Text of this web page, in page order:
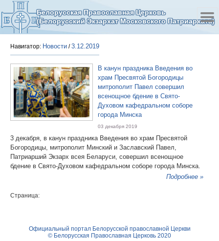
Белорусская Православная Церковь
(Белорусский Экзархат Московского Патриархата)
Навигатор: Новости /3.12.2019
В канун праздника Введения во
храм Пресвятой Богородицы
митрополит Павел совершил
всенощное бдение в Свято-
Духовом кафедральном соборе
города Минска
03 декабря 2019
3 декабря, в канун праздника Введения во храм Пресвятой
Богородицы, митрополит Минский и Заславский Павел,
Патриарший Экзарх всея Беларуси, совершил всенощное
бдение в Свято-Духовом кафедральном соборе города Минска.
Подробнее »
Страница:
Официальный портал Белорусской православной Церкви
© Белорусская Православная Церковь 2020